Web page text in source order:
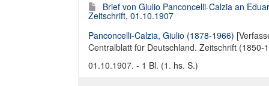
Brief von Giulio Panconcelli-Calzia an
Zeitschrift, 01.10.1907
Panconcelli-Calzia, Giulio (1878-1966)
Centralblatt für Deutschland. Zeitschrift (1850-
01.10.1907. - 1 Bl. (1. hs. S.)